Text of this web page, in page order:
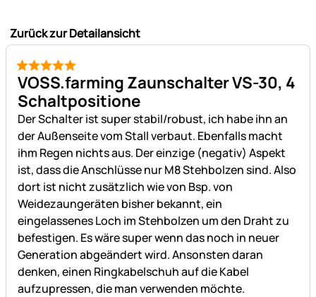
Zurück zur Detailansicht
5 von 5
VOSS.farming Zaunschalter VS-30, 4
Schaltpositione
Der Schalter ist super stabil/robust, ich habe ihn an
der Außenseite vom Stall verbaut. Ebenfalls macht
ihm Regen nichts aus. Der einzige (negativ) Aspekt
ist, dass die Anschlüsse nur M8 Stehbolzen sind. Also
dort ist nicht zusätzlich wie von Bsp. von
Weidezaungeräten bisher bekannt, ein
eingelassenes Loch im Stehbolzen um den Draht zu
befestigen. Es wäre super wenn das noch in neuer
Generation abgeändert wird. Ansonsten daran
denken, einen Ringkabelschuh auf die Kabel
aufzupressen, die man verwenden möchte.